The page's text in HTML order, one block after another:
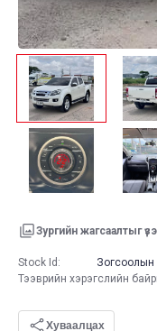
Зургийн жагсаалтыг
Stock Id: Зогсоолын
Тээврийн хэрэгслийн
Хуваалцах